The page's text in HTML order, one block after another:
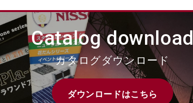
Catalog download
カタログダウンロード
ダウンロードはこちら